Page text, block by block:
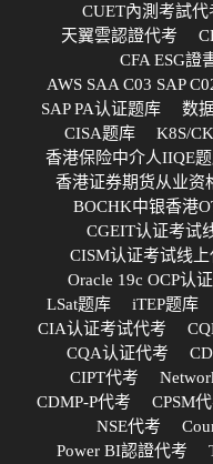
CUET內測考試代
天翼雲認證代考
CFA ESG證
AWS SAA C03 SAP
SAP PA认证题库
数
CISA题库
K8S/
香港保险中介人IIQE
香港证券期货从业资
BOCHK中银香港
CGEIT认证考试
CISM认证考试线上
Oracle 19c OCP认
LSat题库
iTEP题库
CIA认证考试代考
CQA认证代考
CIPT代考
CDMP-P代考
CPSM
NSE代考
Power BI認證代考